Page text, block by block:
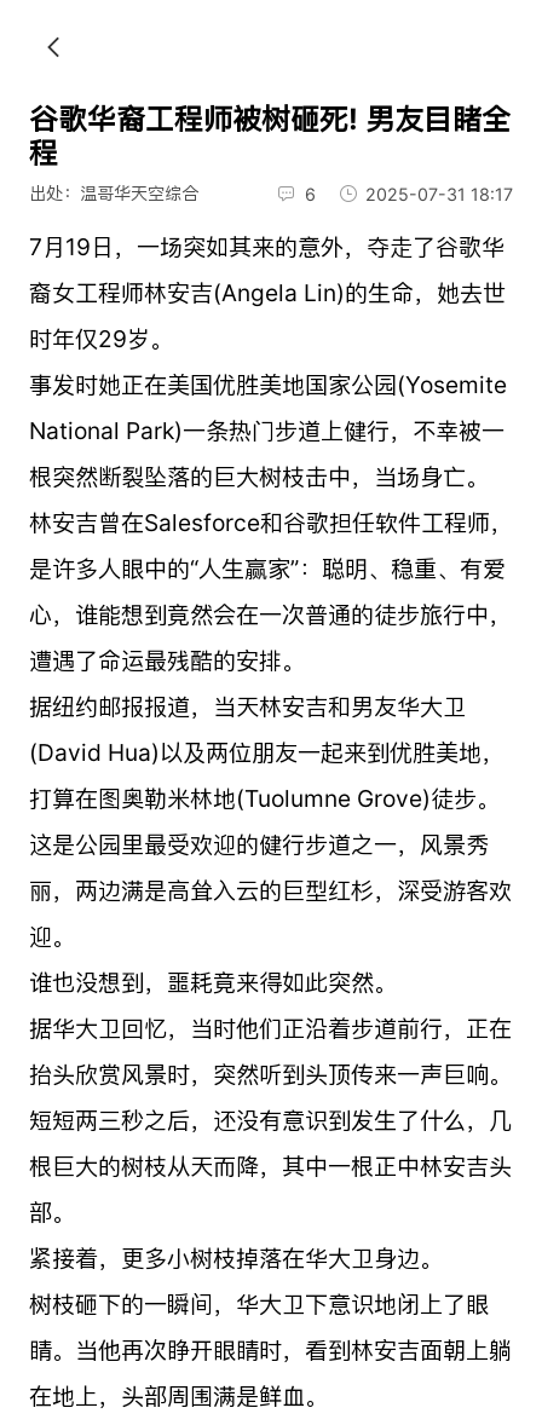
谷歌华裔工程师被树砸死! 男友目睹全
程
出处：温哥华天空综合 6 2025-07-31 18:17
7月19日，一场突如其来的意外，夺走了谷歌华
裔女工程师林安吉(Angela Lin)的生命，她去世
时年仅29岁。
事发时她正在美国优胜美地国家公园(Yosemite
National Park)一条热门步道上健行，不幸被一
根突然断裂坠落的巨大树枝击中，当场身亡。
林安吉曾在Salesforce和谷歌担任软件工程师，
是许多人眼中的“人生赢家”：聪明、稳重、有爱
心，谁能想到竟然会在一次普通的徒步旅行中，
遭遇了命运最残酷的安排。
据纽约邮报报道，当天林安吉和男友华大卫
(David Hua)以及两位朋友一起来到优胜美地，
打算在图奥勒米林地(Tuolumne Grove)徒步。
这是公园里最受欢迎的健行步道之一，风景秀
丽，两边满是高耸入云的巨型红杉，深受游客欢
迎。
谁也没想到，噩耗竟来得如此突然。
据华大卫回忆，当时他们正沿着步道前行，正在
抬头欣赏风景时，突然听到头顶传来一声巨响。
短短两三秒之后，还没有意识到发生了什么，几
根巨大的树枝从天而降，其中一根正中林安吉头
部。
紧接着，更多小树枝掉落在华大卫身边。
树枝砸下的一瞬间，华大卫下意识地闭上了眼
睛。当他再次睁开眼睛时，看到林安吉面朝上躺
在地上，头部周围满是鲜血。